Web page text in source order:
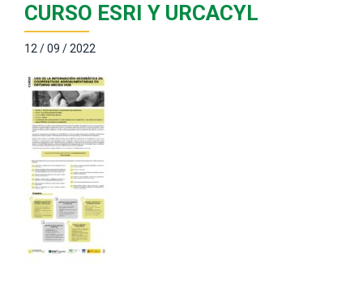
CURSO ESRI Y URCACYL
12 / 09 / 2022